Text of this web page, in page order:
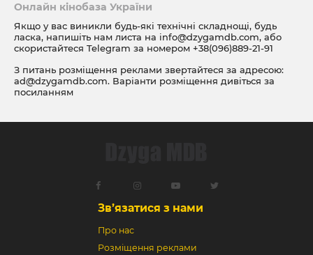
Онлайн кінобаза України
Якщо у вас виникли будь-які технічні складнощі, будь
ласка, напишіть нам листа на info@dzygamdb.com, або
скористайтеся Telegram за номером +38(096)889-21-91
З питань розміщення реклами звертайтеся за адресою:
ad@dzygamdb.com. Варіанти розміщення дивіться за
посиланням
Зв’язатися з нами
Про нас
Розміщення реклами